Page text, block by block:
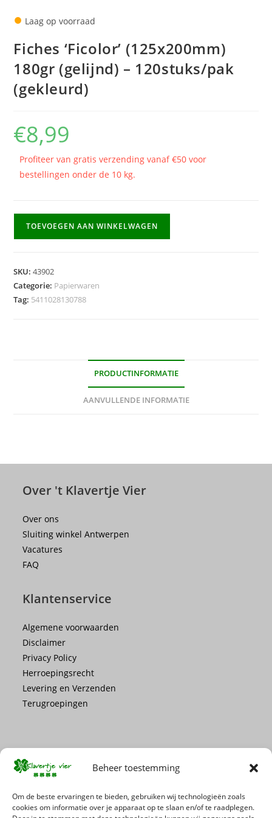
Beheer toestemming
Om de beste ervaringen te bieden, gebruiken wij technologieën zoals
cookies om informatie over je apparaat op te slaan en/of te raadplegen.
● Laag op voorraad
Fiches ‘Ficolor’ (125x200mm)
180gr (gelijnd) – 120stuks/pak
(gekleurd)
€8,99
Profiteer van gratis verzending vanaf €50 voor
bestellingen onder de 10 kg.
(gelijnd)
-
TOEVOEGEN AAN WINKELWAGEN
SKU:43902
Categorie: Papierwaren
Tag: 5411028130788
PRODUCTINFORMATIE
AANVULLENDE INFORMATIE
Over 't Klavertje Vier
Over ons
Sluiting winkel Antwerpen
Vacatures
FAQ
Klantenservice
Algemene voorwaarden
Disclaimer
Privacy Policy
Herroepingsrecht
Levering en Verzenden
Terugroepingen
Mis geen enkele actie of promotie!